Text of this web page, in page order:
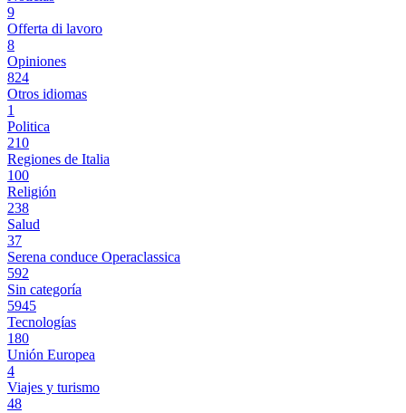
9
Offerta di lavoro
8
Opiniones
824
Otros idiomas
1
Politica
210
Regiones de Italia
100
Religión
238
Salud
37
Serena conduce Operaclassica
592
Sin categoría
5945
Tecnologías
180
Unión Europea
4
Viajes y turismo
48